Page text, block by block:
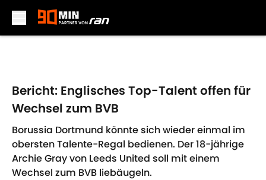
Bericht: Englisches Top-Talent offen für
Wechsel zum BVB
Borussia Dortmund könnte sich wieder einmal im
obersten Talente-Regal bedienen. Der 18-jährige
Archie Gray von Leeds United soll mit einem
Wechsel zum BVB liebäugeln.